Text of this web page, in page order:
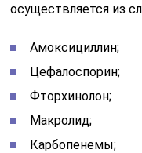
осуществляется из
Амоксициллин;
Цефалоспорин;
Фторхинолон;
Макролид;
Карбопенемы;